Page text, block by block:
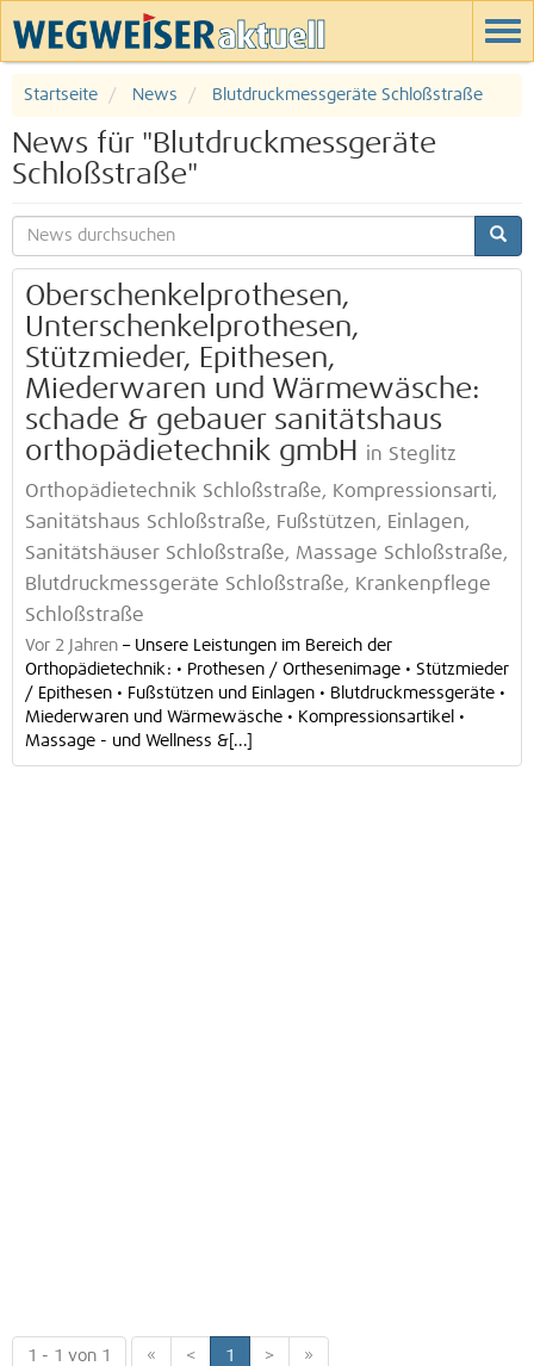
Startseite News Blutdruckmessgeräte Schloßstraße
News für "Blutdruckmessgeräte
Schloßstraße"
Oberschenkelprothesen,
Unterschenkelprothesen,
Stützmieder, Epithesen,
Miederwaren und Wärmewäsche:
schade & gebauer sanitätshaus
orthopädietechnik gmbH
in Steglitz
Orthopädietechnik Schloßstraße, Kompressionsarti,
Sanitätshaus Schloßstraße, Fußstützen, Einlagen,
Sanitätshäuser Schloßstraße, Massage Schloßstraße,
Blutdruckmessgeräte Schloßstraße, Krankenpflege
Schloßstraße
Vor 2 Jahren – Unsere Leistungen im Bereich der
Orthopädietechnik: • Prothesen / Orthesenimage • Stützmieder
/ Epithesen • Fußstützen und Einlagen • Blutdruckmessgeräte •
Miederwaren und Wärmewäsche • Kompressionsartikel •
Massage - und Wellness &[...]
1 - 1 von 1 « < 1 > »